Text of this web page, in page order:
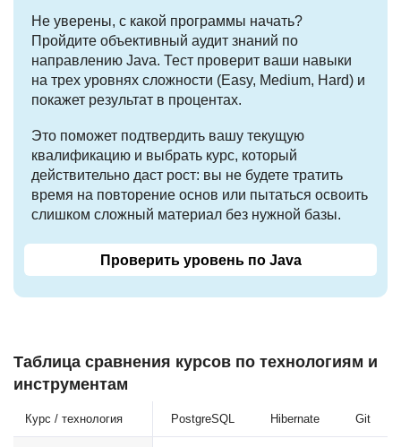
Не уверены, с какой программы начать?
Пройдите объективный аудит знаний по
направлению Java. Тест проверит ваши навыки
на трех уровнях сложности (Easy, Medium, Hard) и
покажет результат в процентах.
Это поможет подтвердить вашу текущую
квалификацию и выбрать курс, который
действительно даст рост: вы не будете тратить
время на повторение основ или пытаться освоить
слишком сложный материал без нужной базы.
Проверить уровень по Java
Таблица сравнения курсов по технологиям и
инструментам
Курс / технология PostgreSQL Hibernate Git